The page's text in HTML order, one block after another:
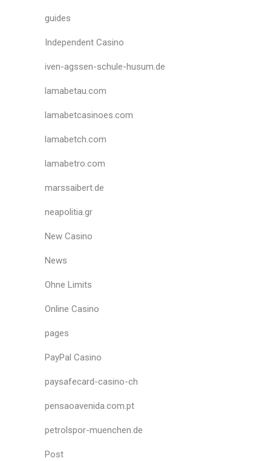
guides
Independent Casino
iven-agssen-schule-husum.de
lamabetau.com
lamabetcasinoes.com
lamabetch.com
lamabetro.com
marssaibert.de
neapolitia.gr
New Casino
News
Ohne Limits
Online Casino
pages
PayPal Casino
paysafecard-casino-ch
pensaoavenida.com.pt
petrolspor-muenchen.de
Post